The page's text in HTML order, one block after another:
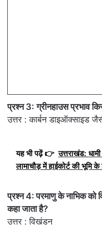
प्रश्न 3: ग्रीनहाउस प्रभाव
उत्तर : कार्बन डाइऑक्साइड
यह भी पढ़ें 👉 उत्तराखंड:
लामाचौड़ में हाईकोर्ट की भूमि के
प्रश्न 4: परमाणु के नाभिक को
कहा जाता है?
उत्तर : विखंडन